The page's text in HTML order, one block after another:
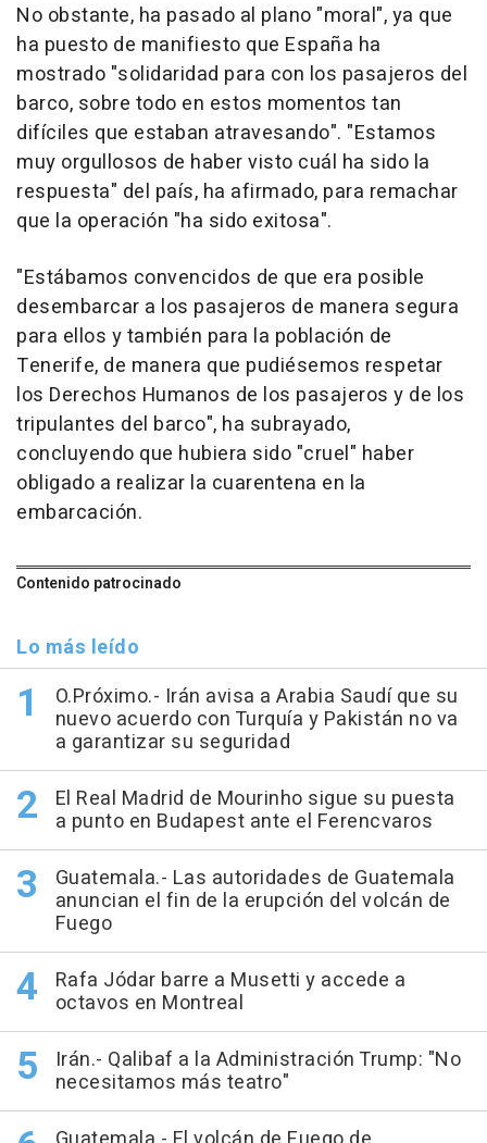
No obstante, ha pasado al plano "moral", ya que
ha puesto de manifiesto que España ha
mostrado "solidaridad para con los pasajeros del
barco, sobre todo en estos momentos tan
difíciles que estaban atravesando". "Estamos
muy orgullosos de haber visto cuál ha sido la
respuesta" del país, ha afirmado, para remachar
que la operación "ha sido exitosa".
"Estábamos convencidos de que era posible
desembarcar a los pasajeros de manera segura
para ellos y también para la población de
Tenerife, de manera que pudiésemos respetar
los Derechos Humanos de los pasajeros y de los
tripulantes del barco", ha subrayado,
concluyendo que hubiera sido "cruel" haber
obligado a realizar la cuarentena en la
embarcación.
Contenido patrocinado
Lo más leído
O.Próximo.- Irán avisa a Arabia Saudí que su
nuevo acuerdo con Turquía y Pakistán no va
a garantizar su seguridad
El Real Madrid de Mourinho sigue su puesta
a punto en Budapest ante el Ferencvaros
Guatemala.- Las autoridades de Guatemala
anuncian el fin de la erupción del volcán de
Fuego
Rafa Jódar barre a Musetti y accede a
octavos en Montreal
Irán.- Qalibaf a la Administración Trump: "No
necesitamos más teatro"